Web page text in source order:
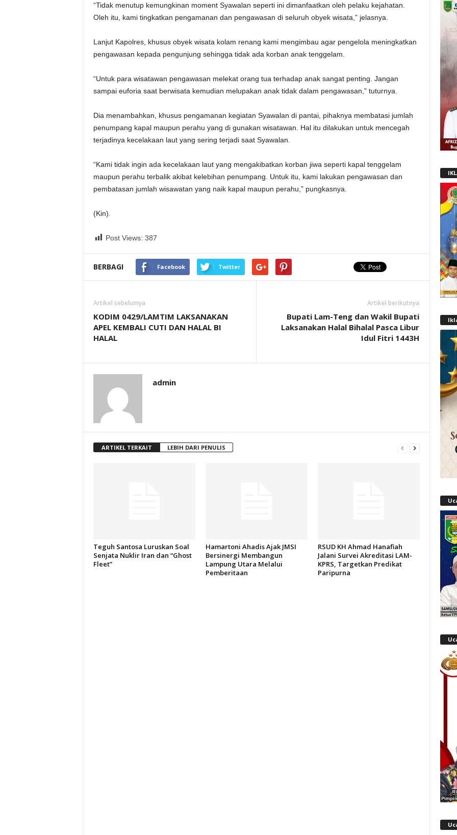
“Tidak menutup kemungkinan moment Syawalan seperti ini dimanfaatkan oleh pelaku kejahatan.
Oleh itu, kami tingkatkan pengamanan dan pengawasan di seluruh obyek wisata,” jelasnya.
Lanjut Kapolres, khusus obyek wisata kolam renang kami mengimbau agar pengelola meningkatkan
pengawasan kepada pengunjung sehingga tidak ada korban anak tenggelam.
“Untuk para wisatawan pengawasan melekat orang tua terhadap anak sangat penting. Jangan
sampai euforia saat berwisata kemudian melupakan anak tidak dalam pengawasan,” tuturnya.
Dia menambahkan, khusus pengamanan kegiatan Syawalan di pantai, pihaknya membatasi jumlah
penumpang kapal maupun perahu yang di gunakan wisatawan. Hal itu dilakukan untuk mencegah
terjadinya kecelakaan laut yang sering terjadi saat Syawalan.
“Kami tidak ingin ada kecelakaan laut yang mengakibatkan korban jiwa seperti kapal tenggelam
maupun perahu terbalik akibat kelebihan penumpang. Untuk itu, kami lakukan pengawasan dan
pembatasan jumlah wisawatan yang naik kapal maupun perahu,” pungkasnya.
(Kin).
Post Views: 387
BERBAGI Facebook Twitter
Artikel sebelumya
KODIM 0429/LAMTIM LAKSANAKAN
APEL KEMBALI CUTI DAN HALAL BI
HALAL
Artikel berikutnya
Bupati Lam-Teng dan Wakil Bupati
Laksanakan Halal Bihalal Pasca Libur
Idul Fitri 1443H
admin
ARTIKEL TERKAIT LEBIH DARI PENULIS
Teguh Santosa Luruskan Soal
Senjata Nuklir Iran dan “Ghost
Fleet”
Hamartoni Ahadis Ajak JMSI
Bersinergi Membangun
Lampung Utara Melalui
Pemberitaan
RSUD KH Ahmad Hanafiah
Jalani Survei Akreditasi LAM-
KPRS, Targetkan Predikat
Paripurna